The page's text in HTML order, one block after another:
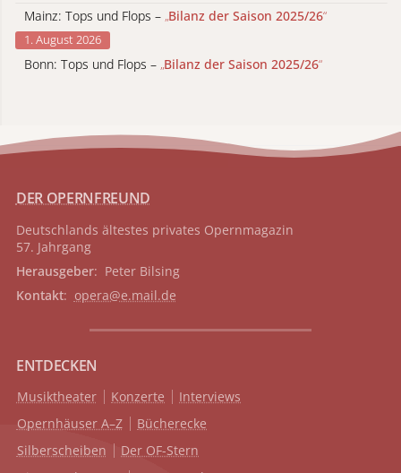
Mainz: Tops und Flops – „Bilanz der Saison 2025/26“
1. August 2026
Bonn: Tops und Flops – „Bilanz der Saison 2025/26“
DER OPERNFREUND
Deutschlands ältestes privates Opernmagazin
57. Jahrgang
Herausgeber: Peter Bilsing
Kontakt: opera@e.mail.de
ENTDECKEN
Musiktheater Konzerte
Interviews
Opernhäuser A–Z
Bücherecke
Silberscheiben
Der OF-Stern